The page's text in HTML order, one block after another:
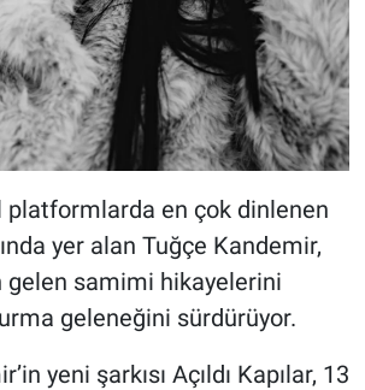
platformlarda en çok dinlenen
yer alan Tuğçe Kandemir,
gelen samimi hikayelerini
geleneğini sürdürüyor.
yeni şarkısı Açıldı Kapılar, 13